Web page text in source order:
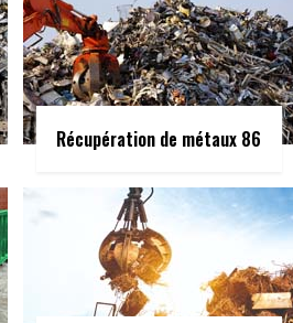
Récupération de métaux 86